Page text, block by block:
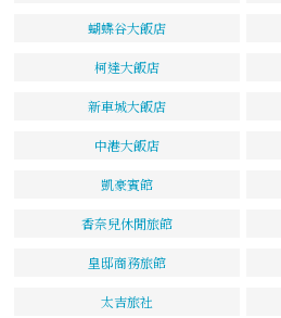
蝴蝶谷大飯店
柯達大飯店
新車城大飯店
中港大飯店
凱豪賓館
香奈兒休閒旅館
皇邸商務旅館
太吉旅社